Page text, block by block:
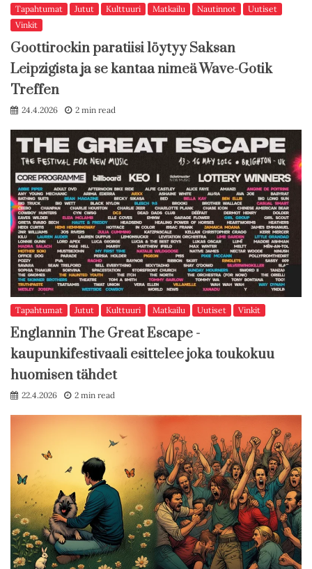
Tapahtumat Jutut Kulttuuri Matkailu Nautinnot
Uutiset
Vinkit
Goottirockin paratiisi löytyy Saksan
Leipzigista ja se kantaa nimeä Wave-Gotik
Treffen
24.4.2026 2 min read
Tapahtumat Jutut Kulttuuri Matkailu Uutiset Vinkit
Englannin The Great Escape -
kaupunkifestivaali esittelee joka toukokuu
huomisen tähdet
22.4.2026 2 min read